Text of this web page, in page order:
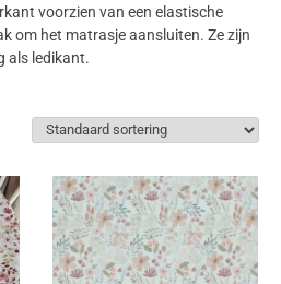
voorzien van een elastische
om het matrasje aansluiten. Ze zijn
als ledikant.